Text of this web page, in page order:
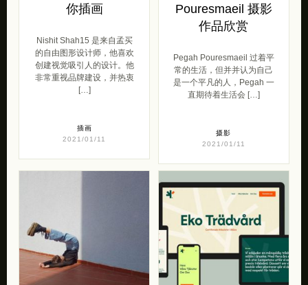
你插画
Nishit Shah15 是来自孟买
的自由图形设计师，他喜欢
创建视觉吸引人的设计。他
非常重视品牌建设，并热衷
[…]
插画
2021/01/11
Pouresmaeil 摄影
作品欣赏
Pegah Pouresmaeil 过着平
常的生活，但并并认为自己
是一个平凡的人，Pegah 一
直期待着生活会 […]
摄影
2021/01/11